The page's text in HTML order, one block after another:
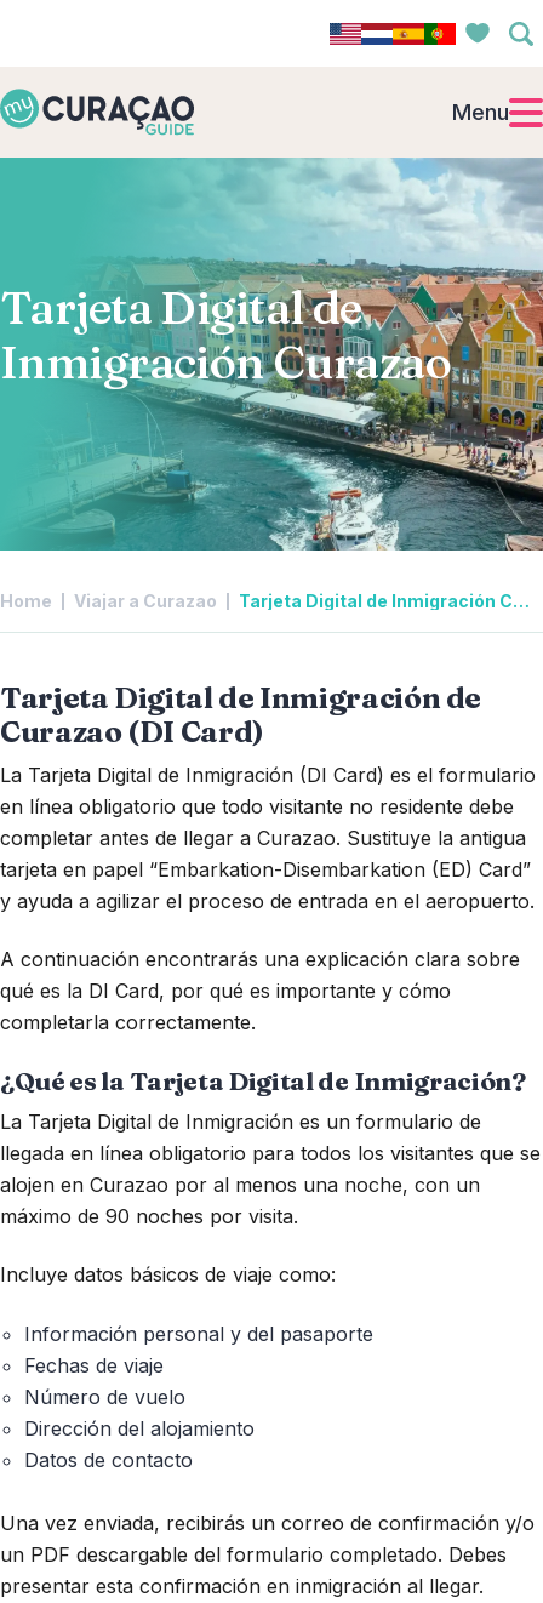
Menu
Tarjeta Digital de
Inmigración Curazao
Home Viajar a Curazao Tarjeta Digital de Inmigración Curazao
Tarjeta Digital de Inmigración de
Curazao (DI Card)
La Tarjeta Digital de Inmigración (DI Card) es el formulario
en línea obligatorio que todo visitante no residente debe
completar antes de llegar a Curazao. Sustituye la antigua
tarjeta en papel “Embarkation-Disembarkation (ED) Card”
y ayuda a agilizar el proceso de entrada en el aeropuerto.
A continuación encontrarás una explicación clara sobre
qué es la DI Card, por qué es importante y cómo
completarla correctamente.
¿Qué es la Tarjeta Digital de Inmigración?
La Tarjeta Digital de Inmigración es un formulario de
llegada en línea obligatorio para todos los visitantes que se
alojen en Curazao por al menos una noche, con un
máximo de 90 noches por visita.
Incluye datos básicos de viaje como:
Información personal y del pasaporte
Fechas de viaje
Número de vuelo
Dirección del alojamiento
Datos de contacto
Una vez enviada, recibirás un correo de confirmación y/o
un PDF descargable del formulario completado. Debes
presentar esta confirmación en inmigración al llegar.